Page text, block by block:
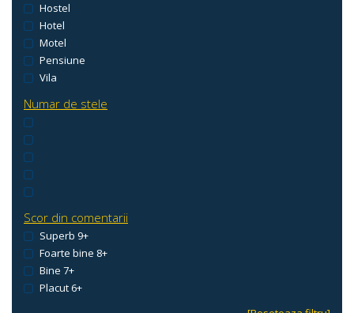
Hostel
Hotel
Motel
Pensiune
Vila
Numar de stele
Scor din comentarii
Superb 9+
Foarte bine 8+
Bine 7+
Placut 6+